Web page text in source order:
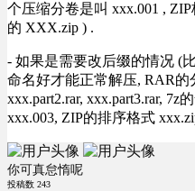
个压缩分卷是叫 xxx.001 ,
的 XXX.zip ) .
- 如果是需要改后缀的情况 (
命名好才能正常解压, RAR的
xxx.part2.rar, xxx.part3.rar, 7z
xxx.003, ZIP的排序格式
你可真怠惰呢
投稿数 243